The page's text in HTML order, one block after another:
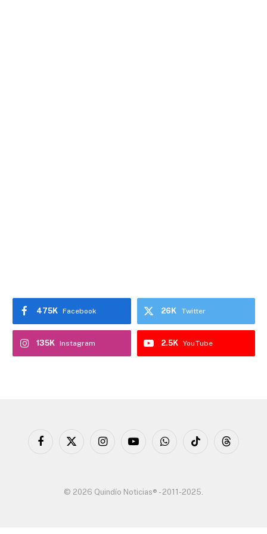
Facebook
475K Twitter
26K
Instagram
135K YouTube
2.5K
Facebook
X
InstagramYouTubeWhatsAppTikTok Threads
© 2026 Quindío Noticias® - 2011-2025.